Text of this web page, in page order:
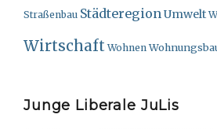
Straßenbau Städteregion Umwelt
Wirtschaft Wohnen
Junge Liberale JuLis